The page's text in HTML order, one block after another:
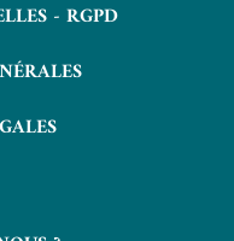
- RGPD